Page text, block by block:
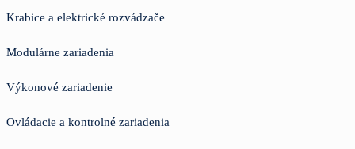
Krabice a elektrické rozvádzače
Modulárne zariadenia
Výkonové zariadenie
Ovládacie a kontrolné zariadenia